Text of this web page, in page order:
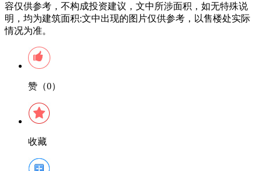
容仅供参考，不构成投资建议，文中所涉面积，如无特殊说
明，均为建筑面积:文中出现的图片仅供参考，以售楼处实际
情况为准。
赞（0）
收藏